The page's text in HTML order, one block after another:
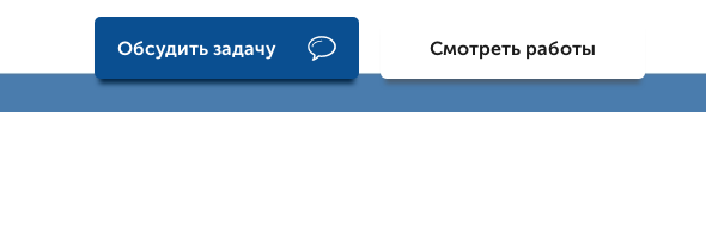
Обсудить задачу Смотреть работы